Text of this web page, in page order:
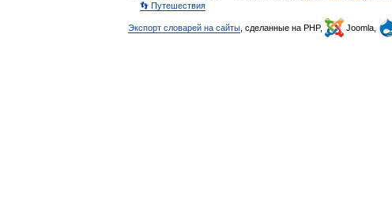
👣 Путешествия
Экспорт словарей на сайты , сделанные на PHP, Joomla,